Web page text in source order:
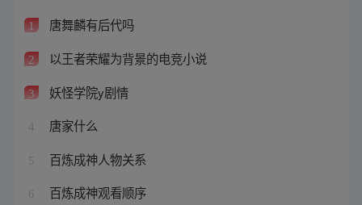
1 唐舞麟有后代吗
2 以王者荣耀为背景的电竞小说
3 妖怪学院y剧情
4 唐家什么
5 百炼成神人物关系
6 百炼成神观看顺序